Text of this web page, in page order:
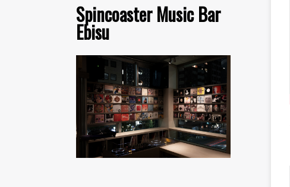
Spincoaster Music Bar
Ebisu